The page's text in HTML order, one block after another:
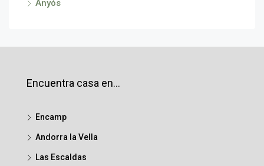
Anyós
Encuentra casa en…
Encamp
Andorra la Vella
Las Escaldas